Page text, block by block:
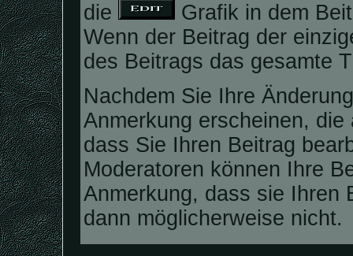
die
Grafik in dem
Wenn der Beitrag der
des Beitrags das gesamte
Nachdem Sie Ihre
Anmerkung erscheinen,
dass Sie Ihren Beitrag
Moderatoren können Ihre
Anmerkung, dass sie Ihren
dann möglicherweise nicht.